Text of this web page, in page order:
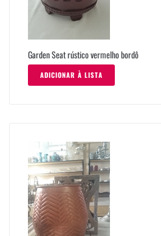
Garden Seat rústico vermelho bordô
ADICIONAR À LISTA